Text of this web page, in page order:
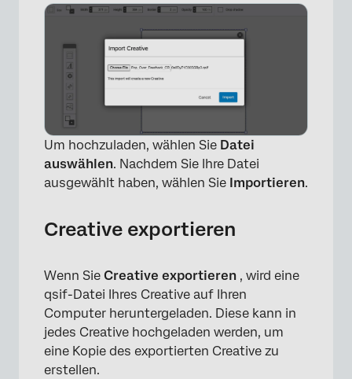
Um hochzuladen, wählen Sie Datei
auswählen. Nachdem Sie Ihre Datei
ausgewählt haben, wählen Sie Importieren.
Creative exportieren
Wenn Sie Creative exportieren , wird eine
qsif-Datei Ihres Creative auf Ihren
Computer heruntergeladen. Diese kann in
jedes Creative hochgeladen werden, um
eine Kopie des exportierten Creative zu
erstellen.